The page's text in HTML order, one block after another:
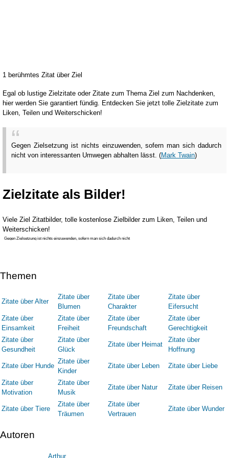
1 berühmtes Zitat über Ziel
Egal ob lustige Zielzitate oder Zitate zum Thema Ziel zum Nachdenken,
hier werden Sie garantiert fündig. Entdecken Sie jetzt tolle Zielzitate zum
Liken, Teilen und Weiterschicken!
Gegen Zielsetzung ist nichts einzuwenden, sofern man sich dadurch
nicht von interessanten Umwegen abhalten lässt. (Mark Twain)
Zielzitate als Bilder!
Viele Ziel Zitatbilder, tolle kostenlose Zielbilder zum Liken, Teilen und
Weiterschicken!
Gegen Zielsetzung ist nichts einzuwenden, sofern man sich dadurch nicht
Themen
Zitate über Alter
Zitate über
Blumen
Zitate über
Charakter
Zitate über
Eifersucht
Zitate über
Einsamkeit
Zitate über
Freiheit
Zitate über
Freundschaft
Zitate über
Gerechtigkeit
Zitate über
Gesundheit
Zitate über
Glück
Zitate über Heimat
Zitate über
Hoffnung
Zitate über Hunde
Zitate über
Kinder
Zitate über Leben Zitate über Liebe
Zitate über
Motivation
Zitate über
Musik
Zitate über Natur Zitate über Reisen
Zitate über Tiere
Zitate über
Träumen
Zitate über
Vertrauen
Zitate über Wunder
Autoren
Arthur